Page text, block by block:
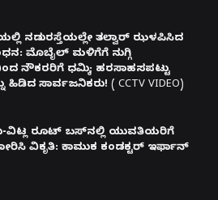
ನಡುರಸ್ತೆಯಲ್ಲೇ ತಲ್ವಾರ್ ಝಳಪಿಸಿದ
ಮೊಬೈಲ್ ಮಳಿಗೆಗೆ ನುಗ್ಗಿ
ನೌಕರರಿಗೆ ಧಮ್ಕಿ; ಹರಸಾಹಸಪಟ್ಟು
ಸಾರ್ವಜನಿಕರು! ( CCTV VIDEO)
ವಿಟ್ಲ ರೂಟ್ ಬಸ್‌ನಲ್ಲಿ ಯುವತಿಯರಿಗೆ
ವಿಕೃತಿ: ಕಾಮುಕ ಕಂಡಕ್ಟರ್ ಇರ್ಫಾನ್